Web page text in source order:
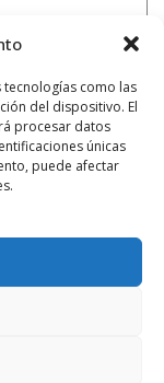
tecnologías como las
del dispositivo. El
procesar datos
únicas
puede afectar
comentario sea